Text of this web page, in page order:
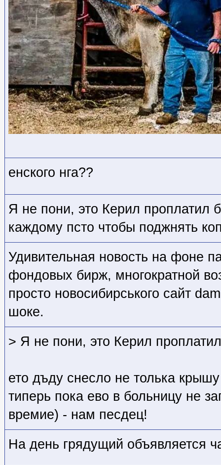
енского нга??
Я не пони, это Керил проплатил
каждому псто чтобы поджнять
Удивительная новость на фоне
фондовых бирж, многократной
просто новосибирського сайт
шоке.
> Я не пони, это Керил проплатил
ето дъду снесло не толька
типерь пока ево в больницу не
времие) - нам песдец!
На день грядущий объявляется